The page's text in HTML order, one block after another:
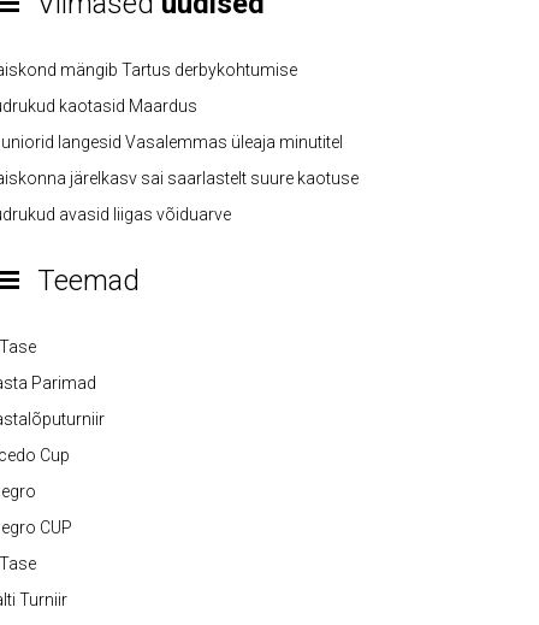
mängib Tartus derbykohtumise
kaotasid Maardus
langesid Vasalemmas üleaja minutitel
järelkasv sai saarlastelt suure kaotuse
avasid liigas võiduarve
Teemad
Parimad
Cup
CUP
Turniir